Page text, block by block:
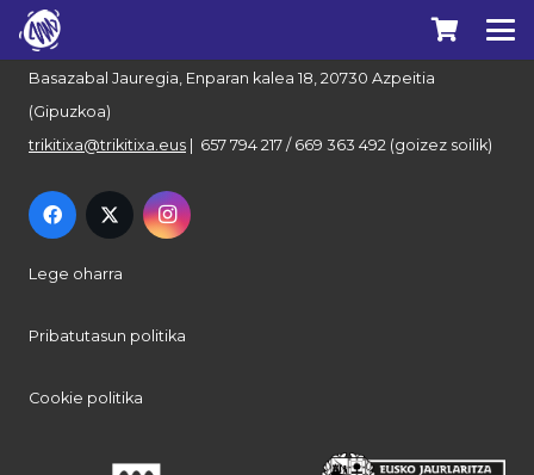
Euskal Herriko Trikitixa Elkartea
Basazabal Jauregia, Enparan kalea 18, 20730 Azpeitia
(Gipuzkoa)
trikitixa@trikitixa.eus | 657 794 217 / 669 363 492 (goizez soilik)
Lege oharra
Pribatutasun politika
Cookie politika